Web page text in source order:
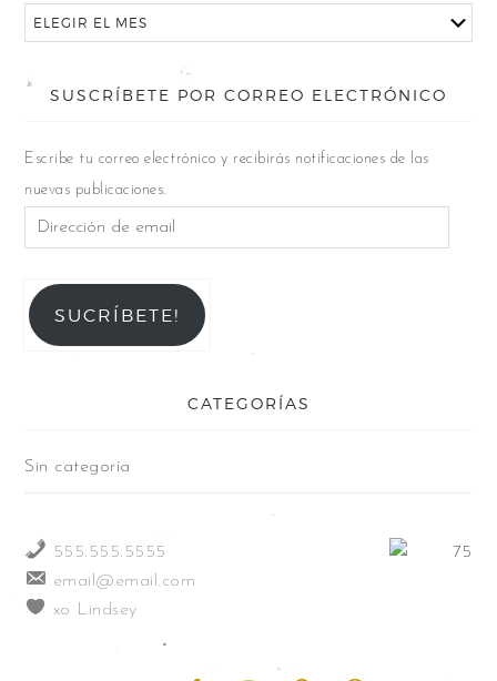
SUSCRÍBETE POR CORREO ELECTRÓNICO
Escribe tu correo electrónico y recibirás notificaciones de las
nuevas publicaciones.
SUCRÍBETE!
CATEGORÍAS
Sin categoría
555.555.5555
email@email.com
xo Lindsey